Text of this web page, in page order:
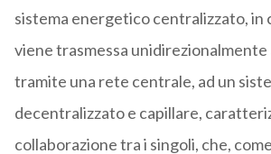
sistema energetico centralizzato, in
viene trasmessa
tramite una rete centrale, ad un
decentralizzato e capillare,
collaborazione tra i singoli, che,